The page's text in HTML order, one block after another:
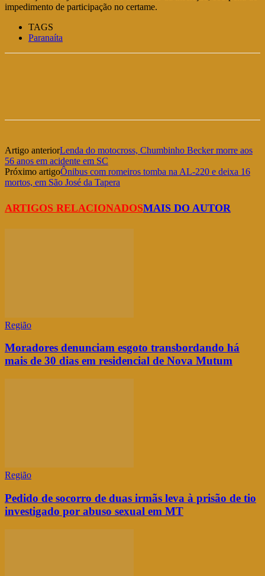
impedimento de participação no certame.
TAGS
Paranaíta
Artigo anteriorLenda do motocross, Chumbinho Becker morre aos
56 anos em acidente em SC
Próximo artigoÔnibus com romeiros tomba na AL-220 e deixa 16
mortos, em São José da Tapera
ARTIGOS RELACIONADOSMAIS DO AUTOR
Região
Moradores denunciam esgoto transbordando há
mais de 30 dias em residencial de Nova Mutum
Região
Pedido de socorro de duas irmãs leva à prisão de tio
investigado por abuso sexual em MT